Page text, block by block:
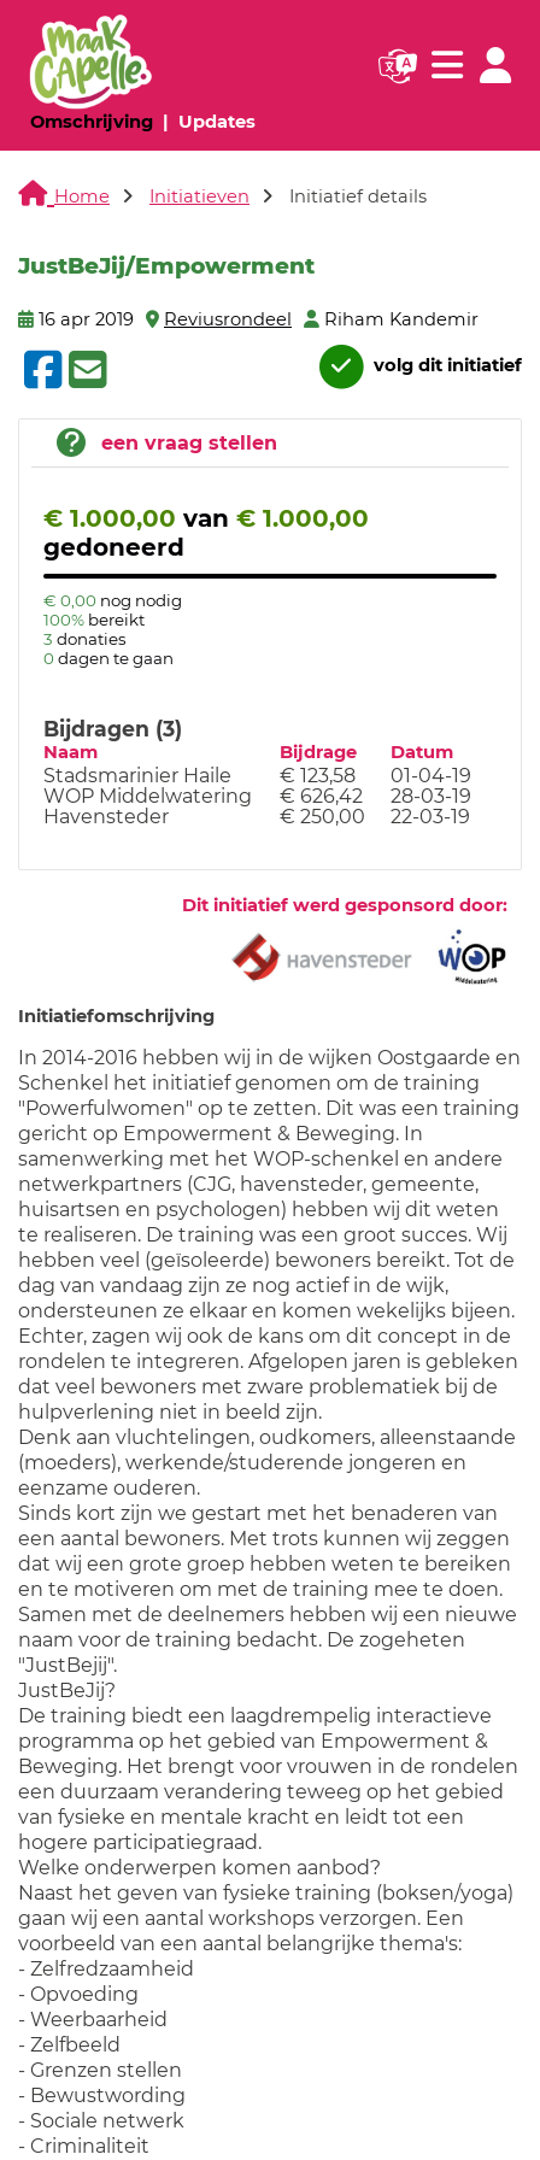
Omschrijving(huidige pagina)
Updates(huidige pagina)
Navigatie
Home Initiatieven Initiatief details
JustBeJij/Empowerment
16 apr 2019 Reviusrondeel Riham Kandemir
volg dit initiatief
een vraag stellen
€ 1.000,00 van € 1.000,00
gedoneerd
€ 0,00 nog nodig
100% bereikt
3 donaties
0 dagen te gaan
Bijdragen (3)
Naam Bijdrage Datum
Stadsmarinier Haile € 123,58
01-04-19
WOP Middelwatering
€ 626,42
28-03-19
Havensteder
€ 250,00 22-03-19
Dit initiatief werd gesponsord door:
Initiatiefomschrijving
In 2014-2016 hebben wij in de wijken Oostgaarde en
Schenkel het initiatief genomen om de training
"Powerfulwomen" op te zetten. Dit was een training
gericht op Empowerment & Beweging. In
samenwerking met het WOP-schenkel en andere
netwerkpartners (CJG, havensteder, gemeente,
huisartsen en psychologen) hebben wij dit weten
te realiseren. De training was een groot succes. Wij
hebben veel (geïsoleerde) bewoners bereikt. Tot de
dag van vandaag zijn ze nog actief in de wijk,
ondersteunen ze elkaar en komen wekelijks bijeen.
Echter, zagen wij ook de kans om dit concept in de
rondelen te integreren. Afgelopen jaren is gebleken
dat veel bewoners met zware problematiek bij de
hulpverlening niet in beeld zijn.
Denk aan vluchtelingen, oudkomers, alleenstaande
(moeders), werkende/studerende jongeren en
eenzame ouderen.
Sinds kort zijn we gestart met het benaderen van
een aantal bewoners. Met trots kunnen wij zeggen
dat wij een grote groep hebben weten te bereiken
en te motiveren om met de training mee te doen.
Samen met de deelnemers hebben wij een nieuwe
naam voor de training bedacht. De zogeheten
"JustBejij".
JustBeJij?
De training biedt een laagdrempelig interactieve
programma op het gebied van Empowerment &
Beweging. Het brengt voor vrouwen in de rondelen
een duurzaam verandering teweeg op het gebied
van fysieke en mentale kracht en leidt tot een
hogere participatiegraad.
Welke onderwerpen komen aanbod?
Naast het geven van fysieke training (boksen/yoga)
gaan wij een aantal workshops verzorgen. Een
voorbeeld van een aantal belangrijke thema's:
- Zelfredzaamheid
- Opvoeding
- Weerbaarheid
- Zelfbeeld
- Grenzen stellen
- Bewustwording
- Sociale netwerk
- Criminaliteit